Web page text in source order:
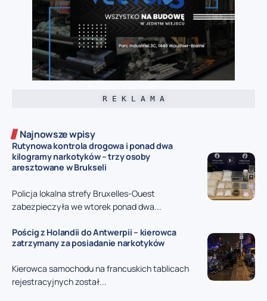
R E K L A M A
Najnowsze wpisy
Rutynowa kontrola drogowa i ponad dwa
kilogramy narkotyków – trzy osoby
aresztowane w Brukseli
Policja lokalna strefy Bruxelles-Ouest
zabezpieczyła we wtorek ponad dwa...
Pościg z Holandii do Antwerpii – kierowca
zatrzymany za posiadanie narkotyków
Kierowca samochodu na francuskich tablicach
rejestracyjnych został...